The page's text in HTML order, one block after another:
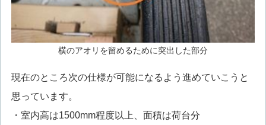
横のアオリを留めるために突出した部分
現在のところ次の仕様が可能になるよう進めていこうと
思っています。
・室内高は1500mm程度以上、面積は荷台分